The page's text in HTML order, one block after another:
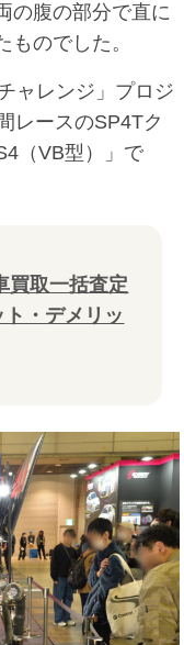
の腹の部分で直に
ものでした。
ャレンジ」プロジ
レースのSP4Tク
（VB型）」で
買取一括査定
・デメリッ